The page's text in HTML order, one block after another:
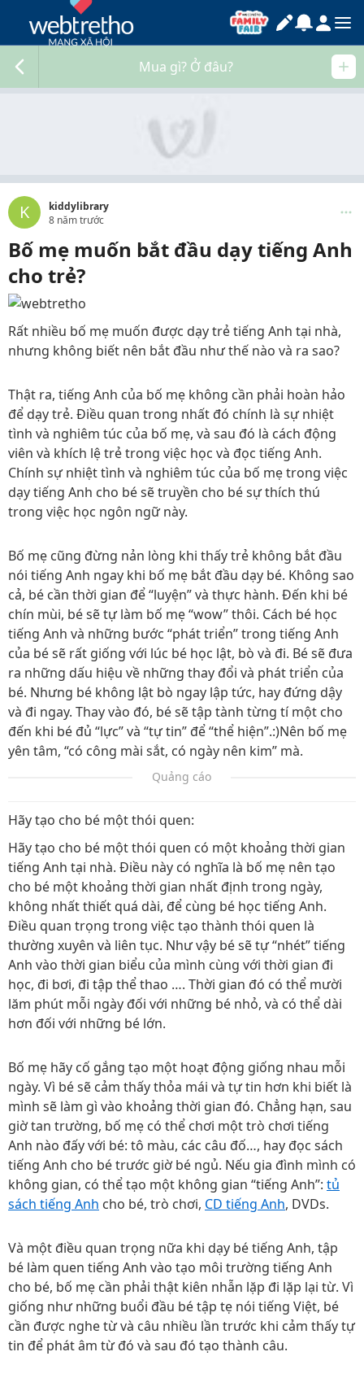
Mua gì? Ở đâu?
K
kiddylibrary
8 năm trước
Bố mẹ muốn bắt đầu dạy tiếng Anh
cho trẻ?
Rất nhiều bố mẹ muốn được dạy trẻ tiếng Anh tại nhà,
nhưng không biết nên bắt đầu như thế nào và ra sao?
Thật ra, tiếng Anh của bố mẹ không cần phải hoàn hảo
để dạy trẻ. Điều quan trong nhất đó chính là sự nhiệt
tình và nghiêm túc của bố mẹ, và sau đó là cách động
viên và khích lệ trẻ trong việc học và đọc tiếng Anh.
Chính sự nhiệt tình và nghiêm túc của bố mẹ trong việc
dạy tiếng Anh cho bé sẽ truyền cho bé sự thích thú
trong việc học ngôn ngữ này.
Bố mẹ cũng đừng nản lòng khi thấy trẻ không bắt đầu
nói tiếng Anh ngay khi bố mẹ bắt đầu dạy bé. Không sao
cả, bé cần thời gian để “luyện” và thực hành. Đến khi bé
chín mùi, bé sẽ tự làm bố mẹ “wow” thôi. Cách bé học
tiếng Anh và những bước “phát triển” trong tiếng Anh
của bé sẽ rất giống với lúc bé học lật, bò và đi. Bé sẽ đưa
ra những dấu hiệu về những thay đổi và phát triển của
bé. Nhưng bé không lật bò ngay lập tức, hay đứng dậy
và đi ngay. Thay vào đó, bé sẽ tập tành từng tí một cho
đến khi bé đủ “lực” và “tự tin” để “thể hiện”.:)Nên bố mẹ
yên tâm, “có công mài sắt, có ngày nên kim” mà.
Quảng cáo
Hãy tạo cho bé một thói quen:
Hãy tạo cho bé một thói quen có một khoảng thời gian
tiếng Anh tại nhà. Điều này có nghĩa là bố mẹ nên tạo
cho bé một khoảng thời gian nhất định trong ngày,
không nhất thiết quá dài, để cùng bé học tiếng Anh.
Điều quan trọng trong việc tạo thành thói quen là
thường xuyên và liên tục. Như vậy bé sẽ tự “nhét” tiếng
Anh vào thời gian biểu của mình cùng với thời gian đi
học, đi bơi, đi tập thể thao …. Thời gian đó có thể mười
lăm phút mỗi ngày đối với những bé nhỏ, và có thể dài
hơn đối với những bé lớn.
Bố mẹ hãy cố gắng tạo một hoạt động giống nhau mỗi
ngày. Vì bé sẽ cảm thấy thỏa mái và tự tin hơn khi biết là
mình sẽ làm gì vào khoảng thời gian đó. Chẳng hạn, sau
giờ tan trường, bố mẹ có thể chơi một trò chơi tiếng
Anh nào đấy với bé: tô màu, các câu đố…, hay đọc sách
tiếng Anh cho bé trước giờ bé ngủ. Nếu gia đình mình có
không gian, có thể tạo một không gian “tiếng Anh”: tủ
sách tiếng Anh cho bé, trò chơi, CD tiếng Anh, DVDs.
Và một điều quan trọng nữa khi dạy bé tiếng Anh, tập
bé làm quen tiếng Anh vào tạo môi trường tiếng Anh
cho bé, bố mẹ cần phải thật kiên nhẫn lặp đi lặp lại từ. Vì
giống như những buổi đầu bé tập tẹ nói tiếng Việt, bé
cần được nghe từ và câu nhiều lần trước khi cảm thấy tự
tin để phát âm từ đó và sau đó tạo thành câu.